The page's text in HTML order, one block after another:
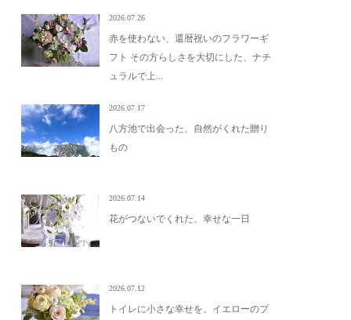
2026.07.26
赤を使わない、還暦祝いのフラワーギ
フト その方らしさを大切にした、ナチ
ュラルで上...
2026.07.17
八方池で出会った、自然がくれた贈り
もの
2026.07.14
花がつないでくれた、幸せな一日
2026.07.12
トイレに小さな幸せを。イエローのプ